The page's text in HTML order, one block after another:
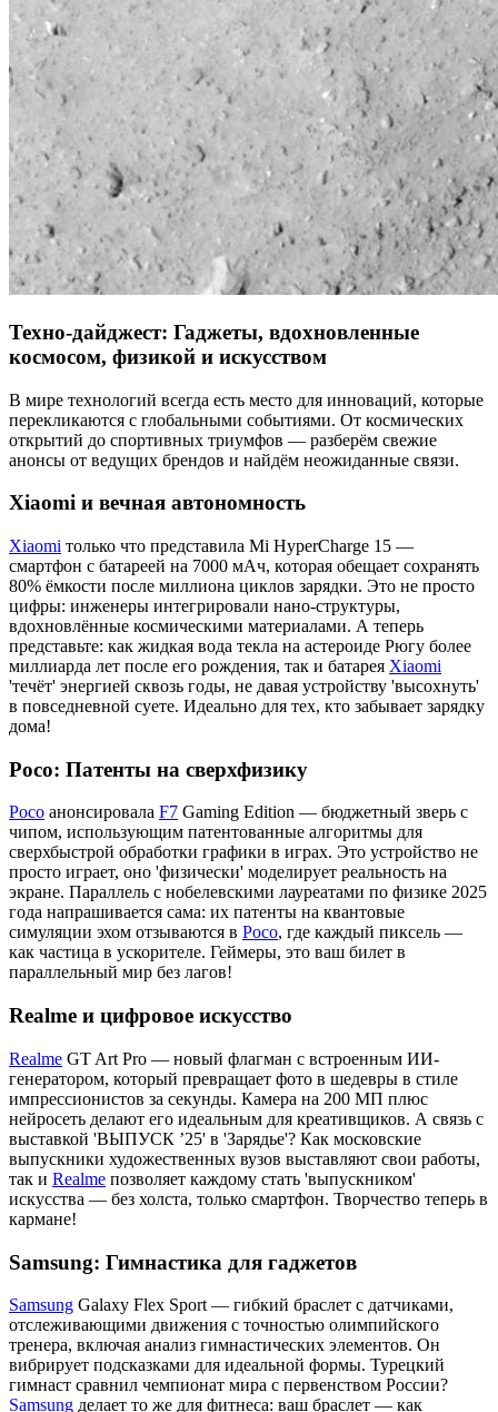
Техно-дайджест: Гаджеты, вдохновленные
космосом, физикой и искусством
В мире технологий всегда есть место для инноваций, которые
перекликаются с глобальными событиями. От космических
открытий до спортивных триумфов — разберём свежие
анонсы от ведущих брендов и найдём неожиданные связи.
Xiaomi и вечная автономность
Xiaomi только что представила Mi HyperCharge 15 —
смартфон с батареей на 7000 мАч, которая обещает сохранять
80% ёмкости после миллиона циклов зарядки. Это не просто
цифры: инженеры интегрировали нано-структуры,
вдохновлённые космическими материалами. А теперь
представьте: как жидкая вода текла на астероиде Рюгу более
миллиарда лет после его рождения, так и батарея Xiaomi
'течёт' энергией сквозь годы, не давая устройству 'высохнуть'
в повседневной суете. Идеально для тех, кто забывает зарядку
дома!
Poco: Патенты на сверхфизику
Poco анонсировала F7 Gaming Edition — бюджетный зверь с
чипом, использующим патентованные алгоритмы для
сверхбыстрой обработки графики в играх. Это устройство не
просто играет, оно 'физически' моделирует реальность на
экране. Параллель с нобелевскими лауреатами по физике 2025
года напрашивается сама: их патенты на квантовые
симуляции эхом отзываются в Poco, где каждый пиксель —
как частица в ускорителе. Геймеры, это ваш билет в
параллельный мир без лагов!
Realme и цифровое искусство
Realme GT Art Pro — новый флагман с встроенным ИИ-
генератором, который превращает фото в шедевры в стиле
импрессионистов за секунды. Камера на 200 МП плюс
нейросеть делают его идеальным для креативщиков. А связь с
выставкой 'ВЫПУСК ’25' в 'Зарядье'? Как московские
выпускники художественных вузов выставляют свои работы,
так и Realme позволяет каждому стать 'выпускником'
искусства — без холста, только смартфон. Творчество теперь в
кармане!
Samsung: Гимнастика для гаджетов
Samsung Galaxy Flex Sport — гибкий браслет с датчиками,
отслеживающими движения с точностью олимпийского
тренера, включая анализ гимнастических элементов. Он
вибрирует подсказками для идеальной формы. Турецкий
гимнаст сравнил чемпионат мира с первенством России?
Samsung делает то же для фитнеса: ваш браслет — как